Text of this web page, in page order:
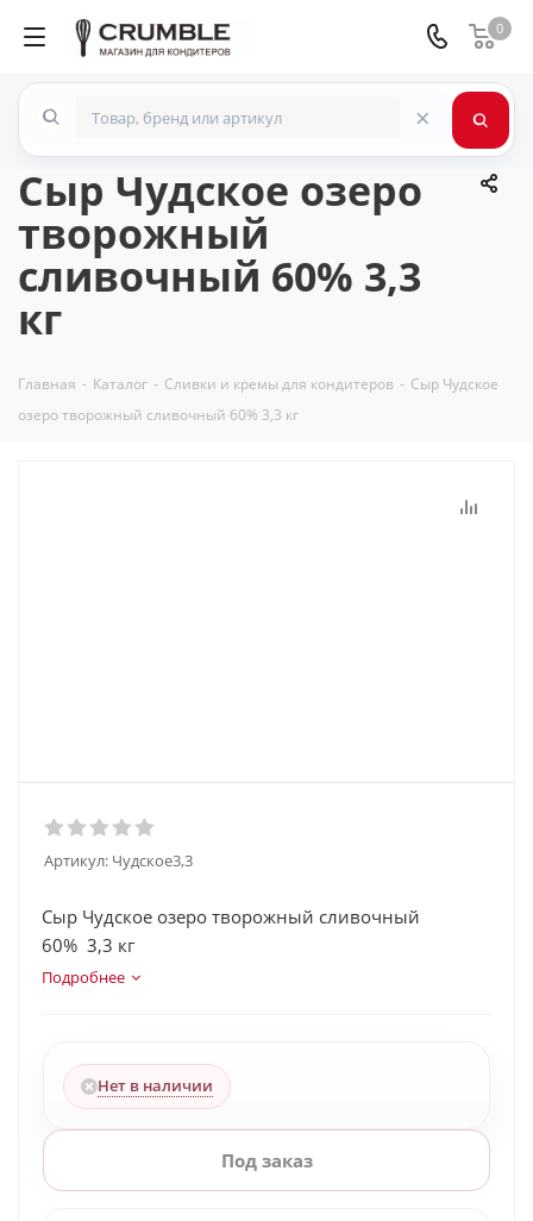
0
×
Сыр Чудское озеро
творожный
сливочный 60% 3,3
кг
Главная - Каталог - Сливки и кремы для кондитеров - Сыр Чудское
озеро творожный сливочный 60% 3,3 кг
Артикул: Чудское3,3
Сыр Чудское озеро творожный сливочный
60% 3,3 кг
Подробнее
Нет в наличии
Под заказ